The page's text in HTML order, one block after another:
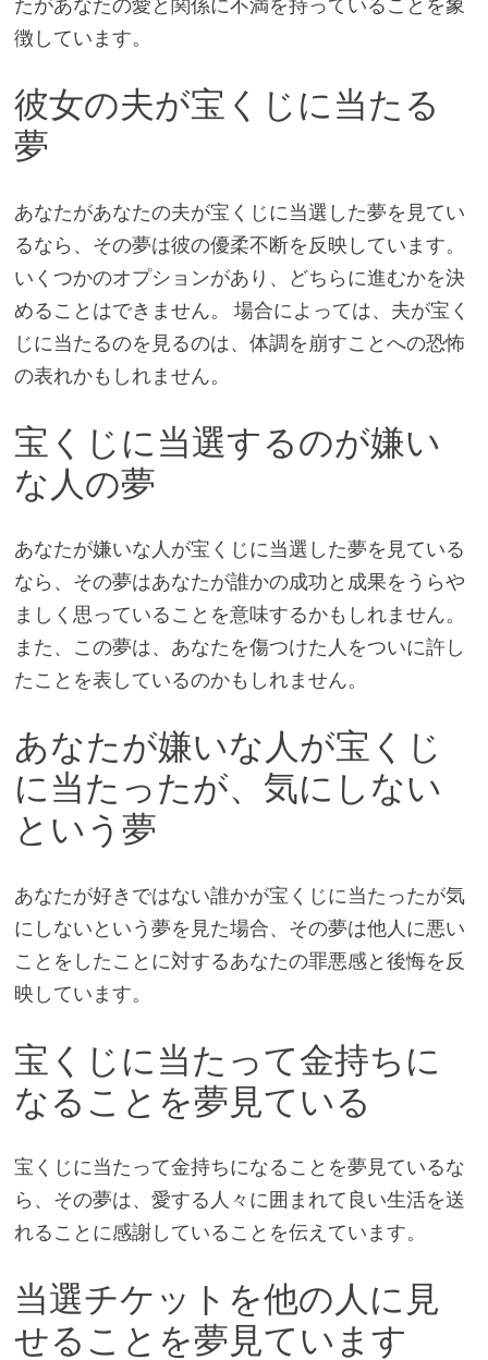
たがあなたの愛と関係に不満を持っていることを象
徴しています。
彼女の夫が宝くじに当たる
夢
あなたがあなたの夫が宝くじに当選した夢を見てい
るなら、その夢は彼の優柔不断を反映しています。
いくつかのオプションがあり、どちらに進むかを決
めることはできません。 場合によっては、夫が宝く
じに当たるのを見るのは、体調を崩すことへの恐怖
の表れかもしれません。
宝くじに当選するのが嫌い
な人の夢
あなたが嫌いな人が宝くじに当選した夢を見ている
なら、その夢はあなたが誰かの成功と成果をうらや
ましく思っていることを意味するかもしれません。
また、この夢は、あなたを傷つけた人をついに許し
たことを表しているのかもしれません。
あなたが嫌いな人が宝くじ
に当たったが、気にしない
という夢
あなたが好きではない誰かが宝くじに当たったが気
にしないという夢を見た場合、その夢は他人に悪い
ことをしたことに対するあなたの罪悪感と後悔を反
映しています。
宝くじに当たって金持ちに
なることを夢見ている
宝くじに当たって金持ちになることを夢見ているな
ら、その夢は、愛する人々に囲まれて良い生活を送
れることに感謝していることを伝えています。
当選チケットを他の人に見
せることを夢見ています